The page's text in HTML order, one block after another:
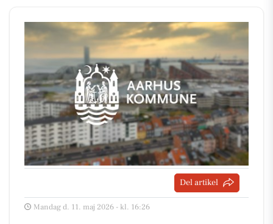
Del artikel
Mandag d. 11. maj 2026 - kl. 16:26